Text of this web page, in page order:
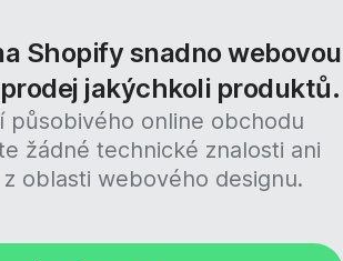
Shopify snadno webovou
jakýchkoli produktů.
působivého online obchodu
žádné technické znalosti ani
oblasti webového designu.